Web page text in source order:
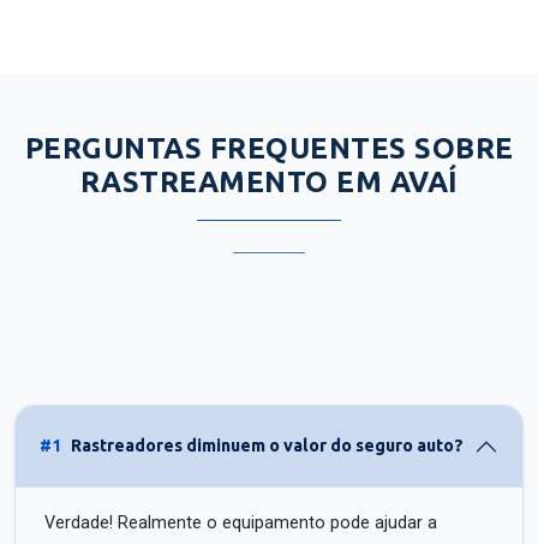
PERGUNTAS FREQUENTES SOBRE
RASTREAMENTO EM AVAÍ
#1 Rastreadores diminuem o valor do seguro auto?
Verdade! Realmente o equipamento pode ajudar a